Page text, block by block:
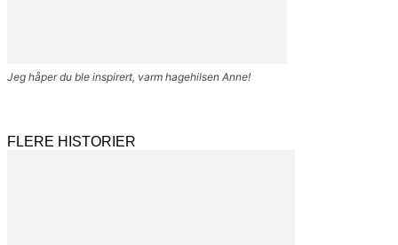
Jeg håper du ble inspirert, varm hagehilsen Anne!
FLERE HISTORIER